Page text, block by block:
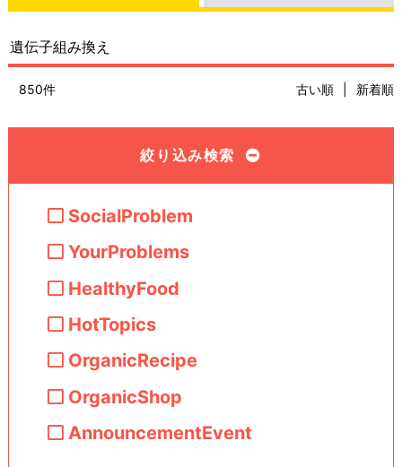
850件 古い順 新着順
絞り込み検索
SocialProblem
YourProblems
HealthyFood
HotTopics
OrganicRecipe
OrganicShop
AnnouncementEvent